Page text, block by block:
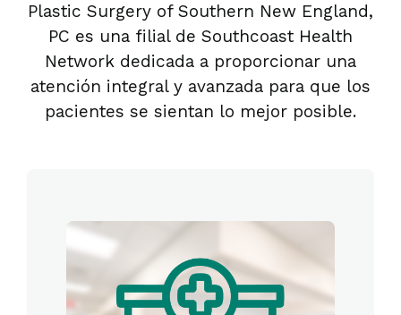
Plastic Surgery of Southern New England,
PC es una filial de Southcoast Health
Network dedicada a proporcionar una
atención integral y avanzada para que los
pacientes se sientan lo mejor posible.